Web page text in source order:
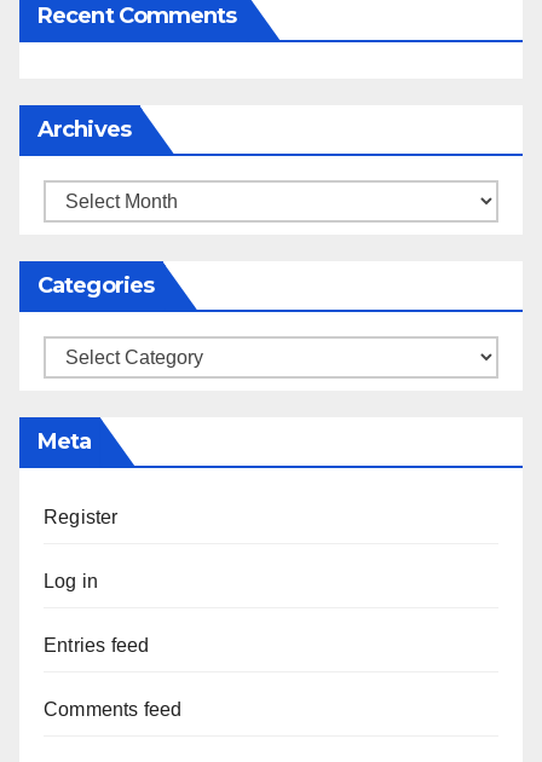
Recent Comments
Archives
Archives
Categories
Categories
Meta
Register
Log in
Entries feed
Comments feed